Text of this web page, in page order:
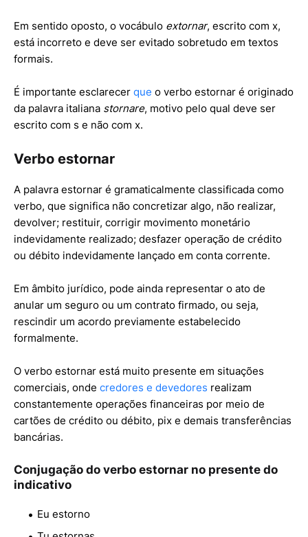
Em sentido oposto, o vocábulo extornar, escrito com x,
está incorreto e deve ser evitado sobretudo em textos
formais.
É importante esclarecer que o verbo estornar é originado
da palavra italiana stornare, motivo pelo qual deve ser
escrito com s e não com x.
Verbo estornar
A palavra estornar é gramaticalmente classificada como
verbo, que significa não concretizar algo, não realizar,
devolver; restituir, corrigir movimento monetário
indevidamente realizado; desfazer operação de crédito
ou débito indevidamente lançado em conta corrente.
Em âmbito jurídico, pode ainda representar o ato de
anular um seguro ou um contrato firmado, ou seja,
rescindir um acordo previamente estabelecido
formalmente.
O verbo estornar está muito presente em situações
comerciais, onde credores e devedores realizam
constantemente operações financeiras por meio de
cartões de crédito ou débito, pix e demais transferências
bancárias.
Conjugação do verbo estornar no presente do
indicativo
Eu estorno